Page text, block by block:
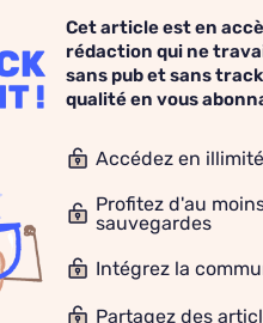
Cet article est en
rédaction qui ne
sans pub et sans
qualité en vous
Accédez en
Profitez d'au
sauvegardes
Intégrez la
Partagez des